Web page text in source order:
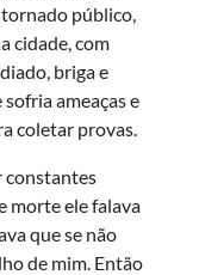
público,
cidade, com
briga e
ameaças e
coletar provas.
constantes
morte ele falava
que se não
de mim. Então